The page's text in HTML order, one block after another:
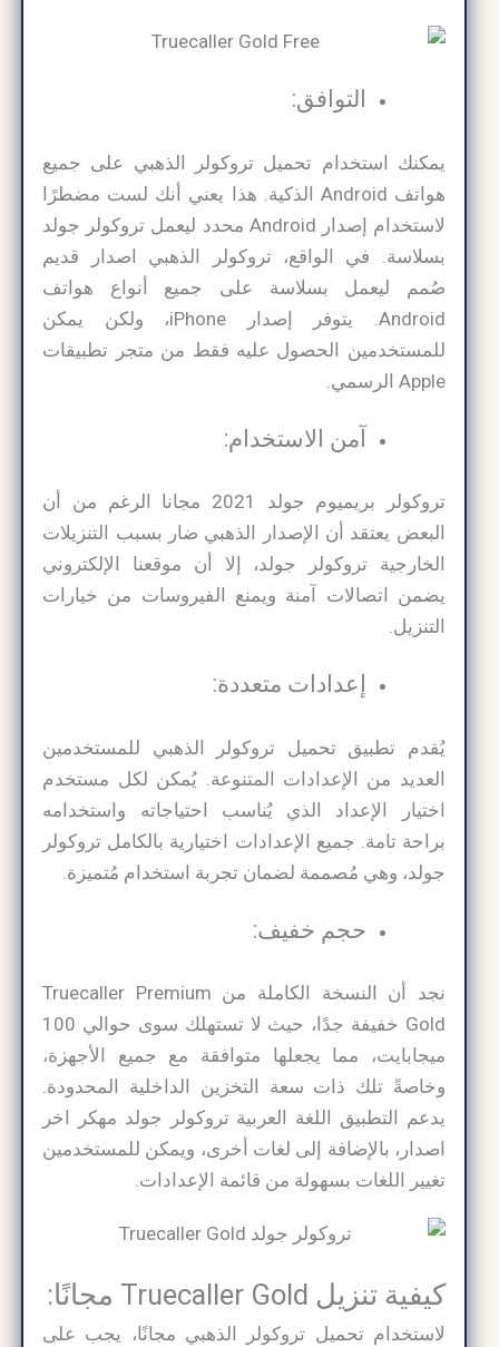
التوافق:
يمكنك استخدام تحميل تروكولر الذهبي على جميع
هواتف Android الذكية. هذا يعني أنك لست مضطرًا
لاستخدام إصدار Android محدد ليعمل تروكولر جولد
بسلاسة. في الواقع، تروكولر الذهبي اصدار قديم
صُمم ليعمل بسلاسة على جميع أنواع هواتف
Android. يتوفر إصدار iPhone، ولكن يمكن
للمستخدمين الحصول عليه فقط من متجر تطبيقات
Apple الرسمي.
آمن الاستخدام:
تروكولر بريميوم جولد 2021 مجانا​ الرغم من أن
البعض يعتقد أن الإصدار الذهبي ضار بسبب التنزيلات
الخارجية تروكولر جولد، إلا أن موقعنا الإلكتروني
يضمن اتصالات آمنة ويمنع الفيروسات من خيارات
التنزيل.
إعدادات متعددة:
يُقدم تطبيق تحميل تروكولر الذهبي للمستخدمين
العديد من الإعدادات المتنوعة. يُمكن لكل مستخدم
اختيار الإعداد الذي يُناسب احتياجاته واستخدامه
براحة تامة. جميع الإعدادات اختيارية بالكامل تروكولر
جولد، وهي مُصممة لضمان تجربة استخدام مُتميزة.
حجم خفيف:
نجد أن النسخة الكاملة من Truecaller Premium
Gold خفيفة جدًا، حيث لا تستهلك سوى حوالي 100
ميجابايت، مما يجعلها متوافقة مع جميع الأجهزة،
وخاصةً تلك ذات سعة التخزين الداخلية المحدودة.
يدعم التطبيق اللغة العربية تروكولر جولد مهكر اخر
اصدار​، بالإضافة إلى لغات أخرى، ويمكن للمستخدمين
تغيير اللغات بسهولة من قائمة الإعدادات.
كيفية تنزيل Truecaller Gold مجانًا:
لاستخدام تحميل تروكولر الذهبي مجانًا، يجب على